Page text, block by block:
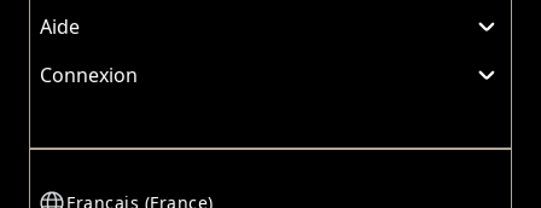
Aide
Connexion
Français (France)